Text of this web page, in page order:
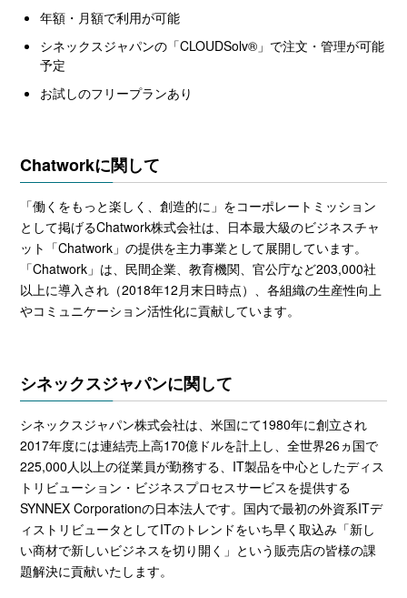
年額・月額で利用が可能
シネックスジャパンの「CLOUDSolv® 」で注文・管理が可能
予定
お試しのフリープランあり
Chatworkに関して
「働くをもっと楽しく、創造的に」をコーポレートミッション
として掲げるChatwork株式会社は、日本最大級のビジネスチャ
ット「Chatwork 」の提供を主力事業として展開しています。
「Chatwork 」は、民間企業、教育機関、官公庁など203,000社
以上に導入され（2018年12 月末日時点）、各組織の生産性向上
やコミュニケーション活性化に貢献しています。
シネックスジャパンに関して
シネックスジャパン株式会社は、米国にて1980年に創立され
2017年度には連結売上高170億ドルを計上し、全世界26ヵ国で
225,000 人以上の従業員が勤務する、 IT製品を中心としたディス
トリビューション・ビジネスプロセスサービスを提供する
SYNNEX Corporationの日本法人です。国内で最初の外資系ITデ
ィストリビュータとしてITのトレンドをいち早く取込み「新し
い商材で新しいビジネスを切り開く」という販売店の皆様の課
題解決に貢献いたします。